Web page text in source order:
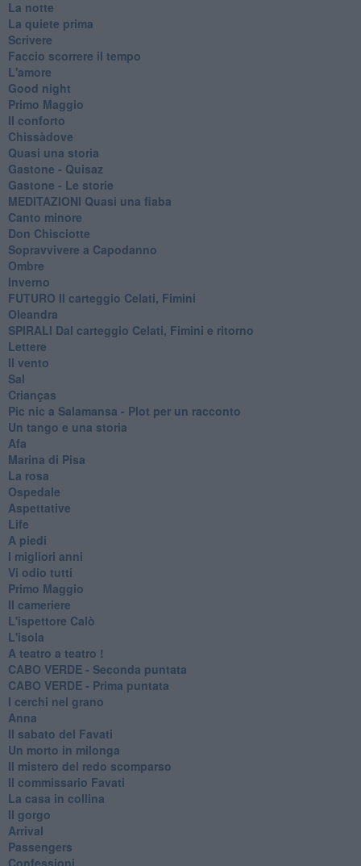
La notte
La quiete prima
Scrivere
Faccio scorrere il tempo
L'amore
Good night
Primo Maggio
Il conforto
Chissàdove
Quasi una storia
Gastone - Quisaz
Gastone - Le storie
MEDITAZIONI Quasi una fiaba
Canto minore
Don Chisciotte
Sopravvivere a Capodanno
Ombre
Inverno
FUTURO Il carteggio Celati, Fimini
Oleandra
SPIRALI Dal carteggio Celati, Fimini e ritorno
Lettere
Il vento
Sal
Crianças
Pic nic a Salamansa - Plot per un racconto
Un tango e una storia
Afa
Marina di Pisa
La rosa
Ospedale
Aspettative
Life
A piedi
I migliori anni
Vi odio tutti
Primo Maggio
Il cameriere
L'ispettore Calò
L'isola
A teatro a teatro !
CABO VERDE - Seconda puntata
CABO VERDE - Prima puntata
I cerchi nel grano
Anna
Il sabato del Favati
Un morto in milonga
Il mistero del redo scomparso
Il commissario Favati
La casa in collina
Il gorgo
Arrival
Passengers
Confessioni